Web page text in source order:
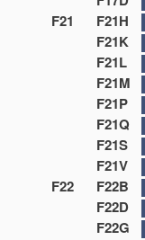
F21 F21H
F21K
F21L
F21M
F21P
F21Q
F21S
F21V
F22 F22B
F22D
F22G